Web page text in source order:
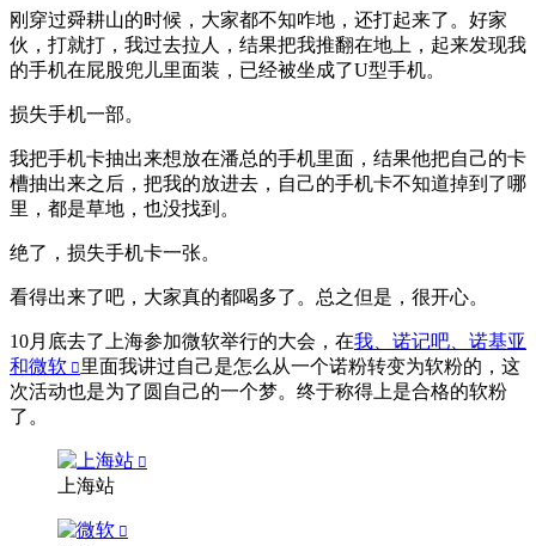
刚穿过舜耕山的时候，大家都不知咋地，还打起来了。好家
伙，打就打，我过去拉人，结果把我推翻在地上，起来发现我
的手机在屁股兜儿里面装，已经被坐成了U型手机。
损失手机一部。
我把手机卡抽出来想放在潘总的手机里面，结果他把自己的卡
槽抽出来之后，把我的放进去，自己的手机卡不知道掉到了哪
里，都是草地，也没找到。
绝了，损失手机卡一张。
看得出来了吧，大家真的都喝多了。总之但是，很开心。
10月底去了上海参加微软举行的大会，在我、诺记吧、诺基亚
和微软
里面我讲过自己是怎么从一个诺粉转变为软粉的，这
次活动也是为了圆自己的一个梦。终于称得上是合格的软粉
了。
上海站